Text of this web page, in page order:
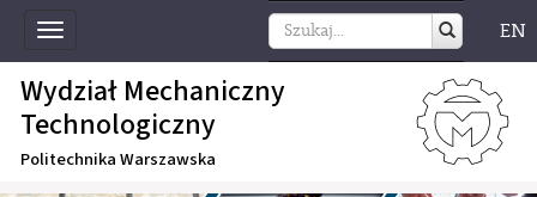
Toggle
navigation
EN
Wydział Mechaniczny
Technologiczny
Politechnika Warszawska